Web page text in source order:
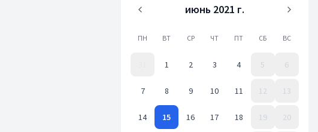
июнь 2021 г.
ПН ВТ СР ЧТ ПТ СБ ВС
1 2 3 4 5 6
7 8 9 10 11 12 13
14 15 16 17 18 19 20